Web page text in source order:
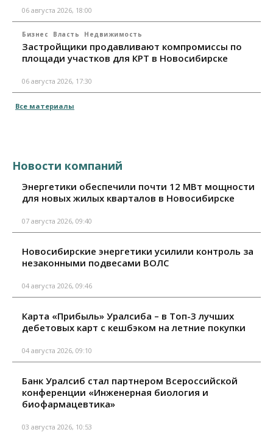
06 августа 2026, 18:00
Бизнес Власть Недвижимость
Застройщики продавливают компромиссы по
площади участков для КРТ в Новосибирске
06 августа 2026, 17:30
Все материалы
Новости компаний
Энергетики обеспечили почти 12 МВт мощности
для новых жилых кварталов в Новосибирске
07 августа 2026, 09:40
Новосибирские энергетики усилили контроль за
незаконными подвесами ВОЛС
04 августа 2026, 09:46
Карта «Прибыль» Уралсиба – в Топ-3 лучших
дебетовых карт с кешбэком на летние покупки
04 августа 2026, 09:10
Банк Уралсиб стал партнером Всероссийской
конференции «Инженерная биология и
биофармацевтика»
03 августа 2026, 10:53